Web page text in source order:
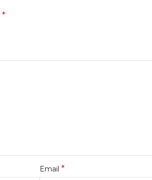
*
Email *